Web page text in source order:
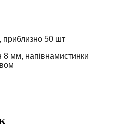
приблизно 50 шт
8 мм, напівнамистинки